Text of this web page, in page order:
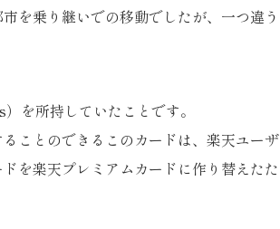
を乗り継いでの移動でしたが、一つ違う
を所持していたことです。
ことのできるこのカードは、楽天ユーザ
を楽天プレミアムカードに作り替えたた